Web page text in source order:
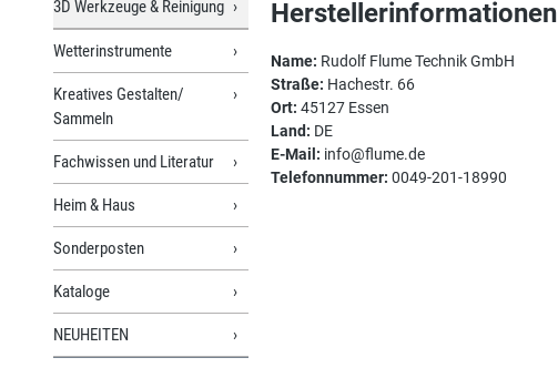
3D Werkzeuge & Reinigung
Wetterinstrumente
Kreatives Gestalten/
Sammeln
Fachwissen und Literatur
Heim & Haus
Sonderposten
Kataloge
NEUHEITEN
Herstellerinformationen
Name: Rudolf Flume Technik GmbH
Straße: Hachestr. 66
Ort: 45127 Essen
Land: DE
E-Mail: info@flume.de
Telefonnummer: 0049-201-18990